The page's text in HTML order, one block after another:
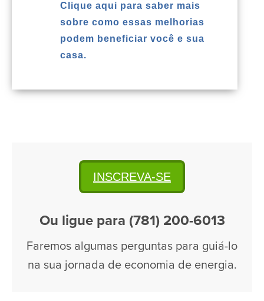
Clique aqui para saber mais
sobre como essas melhorias
podem beneficiar você e sua
casa.
INSCREVA-SE
Ou ligue para (781) 200-6013
Faremos algumas perguntas para guiá-lo
na sua jornada de economia de energia.